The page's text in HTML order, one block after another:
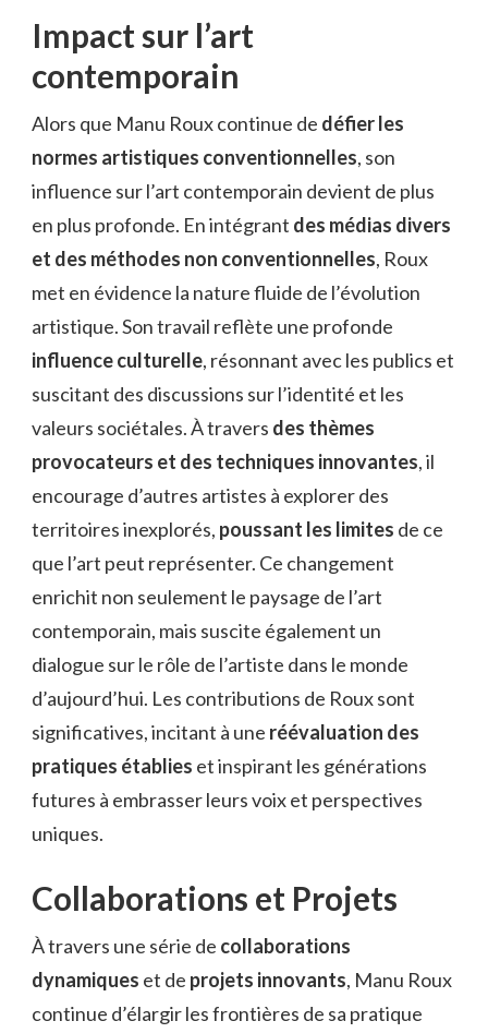
Impact sur l’art
contemporain
Alors que Manu Roux continue de défier les
normes artistiques conventionnelles, son
influence sur l’art contemporain devient de plus
en plus profonde. En intégrant des médias divers
et des méthodes non conventionnelles, Roux
met en évidence la nature fluide de l’évolution
artistique. Son travail reflète une profonde
influence culturelle, résonnant avec les publics et
suscitant des discussions sur l’identité et les
valeurs sociétales. À travers des thèmes
provocateurs et des techniques innovantes, il
encourage d’autres artistes à explorer des
territoires inexplorés, poussant les limites de ce
que l’art peut représenter. Ce changement
enrichit non seulement le paysage de l’art
contemporain, mais suscite également un
dialogue sur le rôle de l’artiste dans le monde
d’aujourd’hui. Les contributions de Roux sont
significatives, incitant à une réévaluation des
pratiques établies et inspirant les générations
futures à embrasser leurs voix et perspectives
uniques.
Collaborations et Projets
À travers une série de collaborations
dynamiques et de projets innovants, Manu Roux
continue d’élargir les frontières de sa pratique